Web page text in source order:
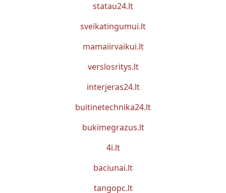
statau24.lt
sveikatingumui.lt
mamaiirvaikui.lt
verslosritys.lt
interjeras24.lt
buitinetechnika24.lt
bukimegrazus.lt
4i.lt
baciunai.lt
tangopc.lt